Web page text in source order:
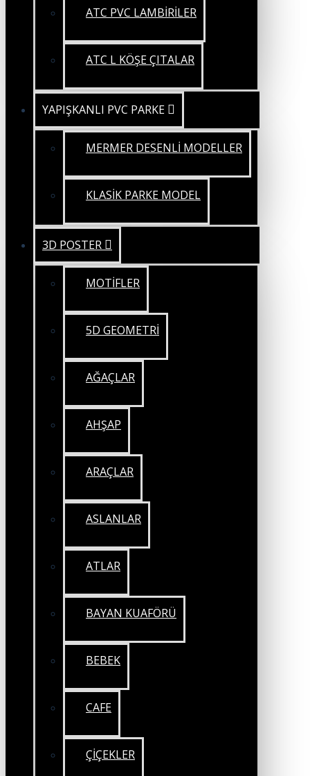
ATC PVC LAMBİRİLER
ATC L KÖŞE ÇITALAR
YAPIŞKANLI PVC PARKE
MERMER DESENLİ MODELLER
KLASİK PARKE MODEL
3D POSTER
MOTİFLER
5D GEOMETRİ
AĞAÇLAR
AHŞAP
ARAÇLAR
ASLANLAR
ATLAR
BAYAN KUAFÖRÜ
BEBEK
CAFE
ÇİÇEKLER